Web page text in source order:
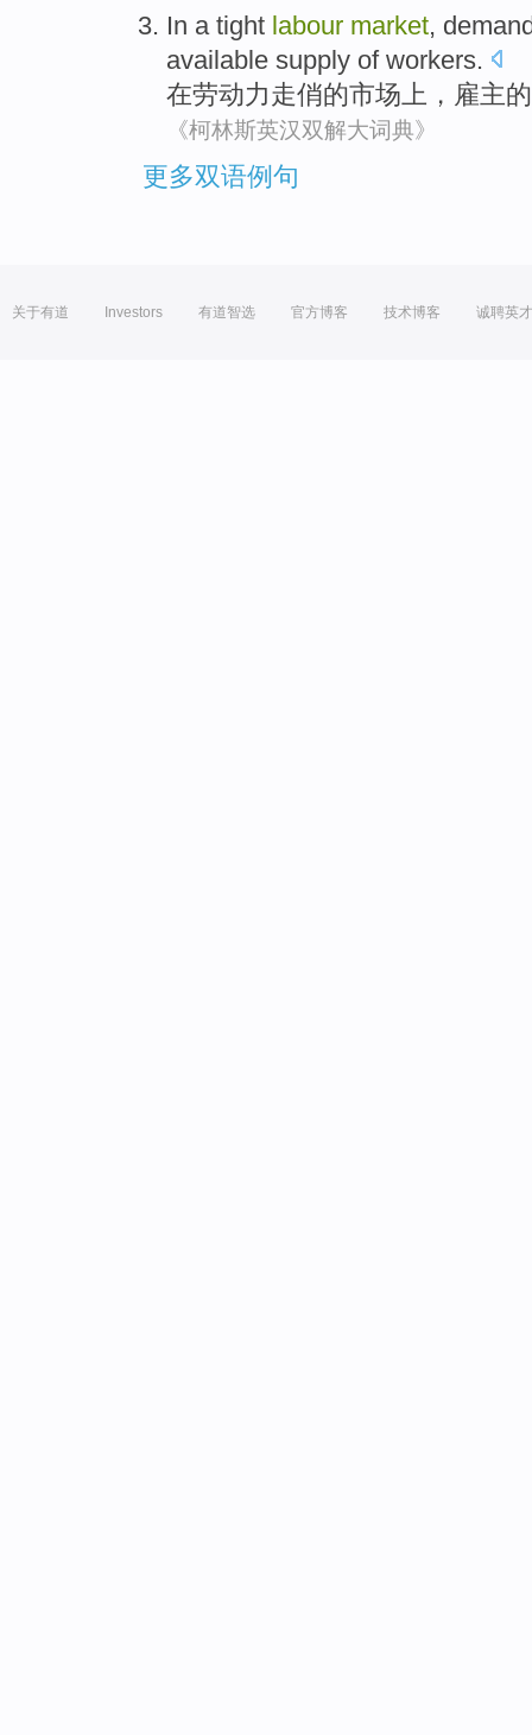
In a tight labour market,
available supply of workers.
在劳动力走俏的市场上 ， 雇主的
《柯林斯英汉双解大词典》
更多双语例句
关于有道 Investors 有道智选 官方博客 技术博客 诚聘英才